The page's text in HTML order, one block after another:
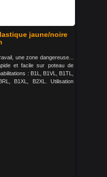
jaune/noire
une zone dangereuse...
et facile sur poteau de
: B1L, B1VL, B1TL,
B1XL, B2XL. Utilisation